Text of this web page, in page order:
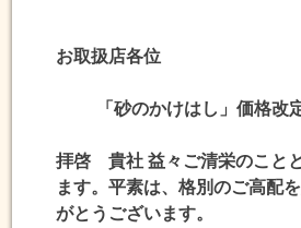
お取扱店各位
「砂のかけはし」価格改
拝啓 貴社 益々ご清栄のこと
ます。平素は、格別のご高配
がとうございます。